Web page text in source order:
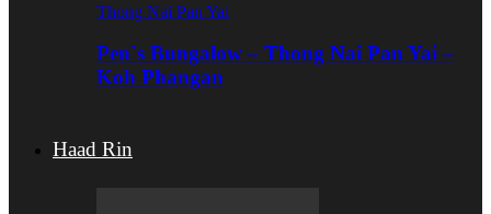
Thong Nai Pan Yai
Pen`s Bungalow – Thong Nai Pan Yai –
Koh Phangan
Haad Rin